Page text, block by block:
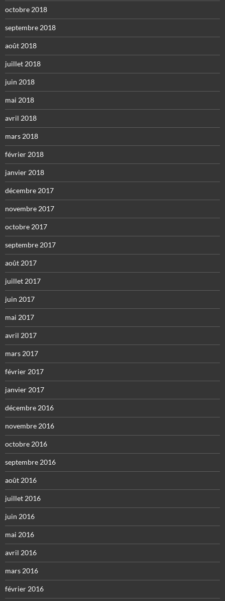
octobre 2018
septembre 2018
août 2018
juillet 2018
juin 2018
mai 2018
avril 2018
mars 2018
février 2018
janvier 2018
décembre 2017
novembre 2017
octobre 2017
septembre 2017
août 2017
juillet 2017
juin 2017
mai 2017
avril 2017
mars 2017
février 2017
janvier 2017
décembre 2016
novembre 2016
octobre 2016
septembre 2016
août 2016
juillet 2016
juin 2016
mai 2016
avril 2016
mars 2016
février 2016